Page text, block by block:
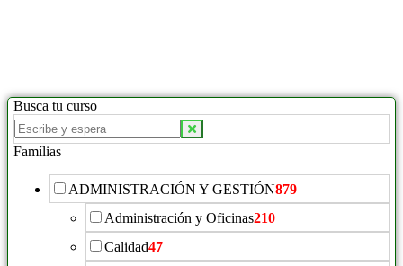
Busca tu curso
Buscar
productos:
Famílias
ADMINISTRACIÓN Y GESTIÓN879
Administración y Oficinas210
Calidad47